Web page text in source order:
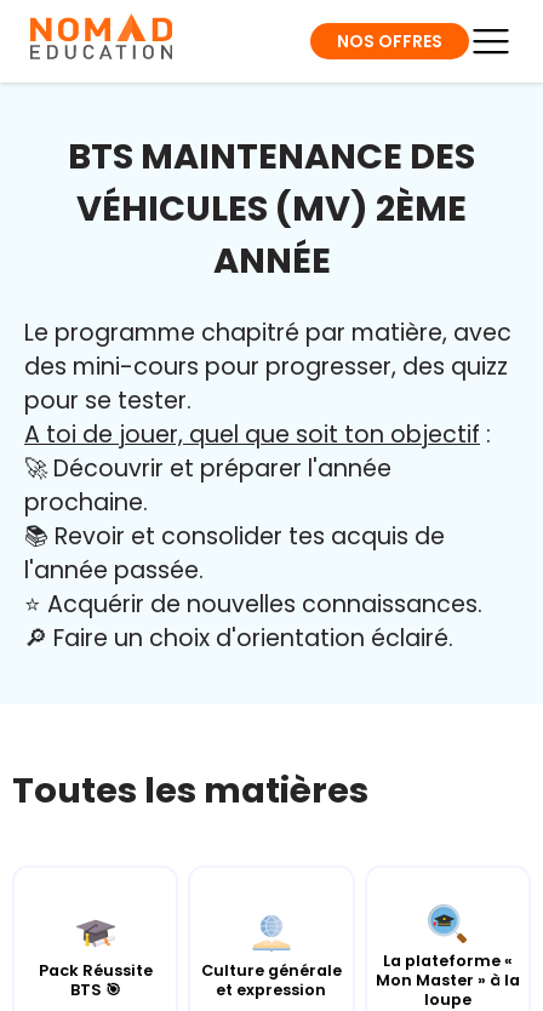
NOS OFFRES
BTS MAINTENANCE DES
VÉHICULES (MV) 2ÈME
ANNÉE
Le programme chapitré par matière, avec
des mini-cours pour progresser, des quizz
pour se tester.
A toi de jouer, quel que soit ton objectif :
🚀 Découvrir et préparer l'année
prochaine.
📚 Revoir et consolider tes acquis de
l'année passée.
⭐️ Acquérir de nouvelles connaissances.
🔎 Faire un choix d'orientation éclairé.
Toutes les matières
Pack Réussite
BTS 🎯
Culture générale
et expression
La plateforme «
Mon Master » à la
loupe